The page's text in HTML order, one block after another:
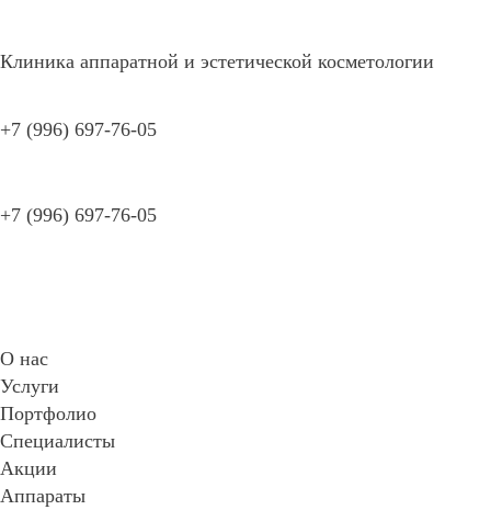
Клиника аппаратной и эстетической косметологии
+7 (996) 697-76-05
+7 (996) 697-76-05
О нас
Услуги
Портфолио
Специалисты
Акции
Аппараты